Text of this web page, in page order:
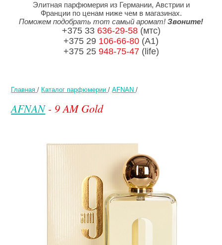
Главная / Каталог парфюмерии /AFNAN /
AFNAN- 9 AM Gold
Элитная парфюмерия из Германии, Австрии и
Франции по ценам ниже чем в магазинах.
Поможем подобрать тот самый аромат! Звоните!
+375 33 636-29-58(мтс)
+375 29 106-66-80 (A1)
+375 25 948-75-47(life)